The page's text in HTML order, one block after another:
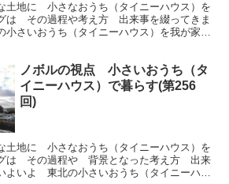
土地に 小さなおうち（タイニーハウス）を
は その過程や考え方 出来事を綴ってきま
さいおうち（タイニーハウス）を我が家と
ノボルの視点 小さいおうち（タ
イニーハウス）で暮らす(第256
回)
土地に 小さなおうち（タイニーハウス）を
は その過程や 背景となった考え方 出来
いよ 東北の小さいおうち（タイニーハウ